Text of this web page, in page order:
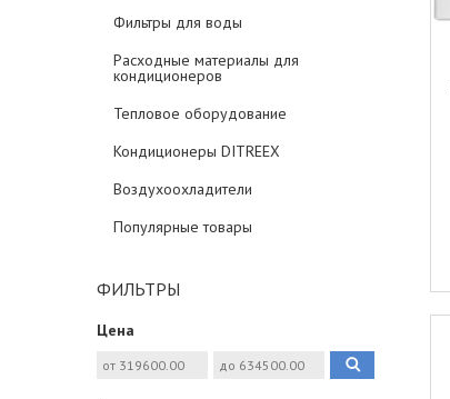
Фильтры для воды
Расходные материалы для
кондиционеров
Тепловое оборудование
Кондиционеры DITREEX
Воздухоохладители
Популярные товары
ФИЛЬТРЫ
Цена